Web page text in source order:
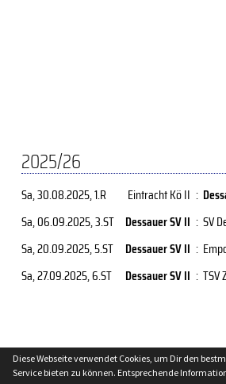
2025/26
Sa, 30.08.2025, 1.R Eintracht Kö II :
Sa, 06.09.2025, 3.ST Dessauer SV II : SV
Sa, 20.09.2025, 5.ST Dessauer SV II :
Sa, 27.09.2025, 6.ST Dessauer SV II : TSV
soccero.de
Diese Webseite verwendet Cookies, um Dir den
Service bieten zu können. Entsprechende